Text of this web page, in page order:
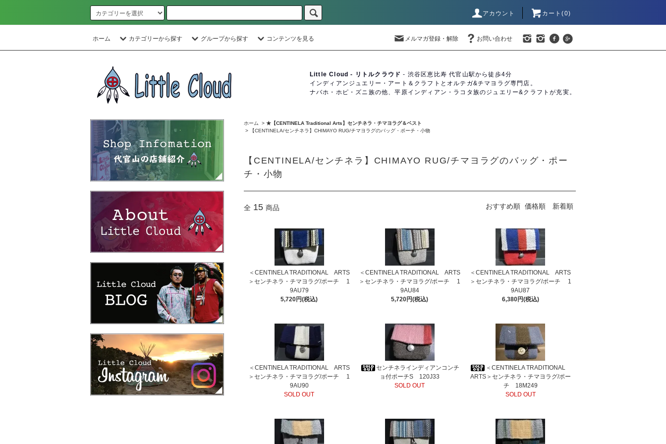
アカウント カート(0)
ホーム カテゴリーから探す グループから探す コンテンツを見る メルマガ登録・解除 お問い合わせ
Little Cloud - リトルクラウド - 渋谷区恵比寿 代官山駅から徒歩4分
インディアンジュエリー・アート＆クラフトとオルテガ&チマヨラグ専門店。
ナバホ・ホピ・ズニ族の他、平原インディアン・ラコタ族のジュエリー&クラフトが充実。
ホーム > ★【CENTINELA Traditional Arts】センチネラ・チマヨラグ＆ベスト
>
【CENTINELA/センチネラ】CHIMAYO RUG/チマヨラグのバッグ・ポーチ・小物
【CENTINELA/センチネラ】CHIMAYO RUG/チマヨラグのバッグ・ポー
チ・小物
全 15 商品 おすすめ順 価格順 新着順
＜CENTINELA TRADITIONAL ARTS
＞センチネラ・チマヨラグ/ポーチ 1
9AU79
5,720円(税込)
＜CENTINELA TRADITIONAL ARTS
＞センチネラ・チマヨラグ/ポーチ 1
9AU84
5,720円(税込)
＜CENTINELA TRADITIONAL ARTS
＞センチネラ・チマヨラグ/ポーチ 1
9AU87
6,380円(税込)
＜CENTINELA TRADITIONAL ARTS
＞センチネラ・チマヨラグ/ポーチ 1
9AU90
SOLD OUT
センチネラインディアンコンチ
ョ付ポーチS 120J33
SOLD OUT
＜CENTINELA TRADITIONAL
ARTS＞センチネラ・チマヨラグ/ポー
チ 18M249
SOLD OUT